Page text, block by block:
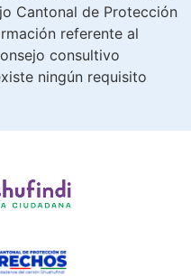
Cantonal de Protección
referente al
consultivo
ningún requisito